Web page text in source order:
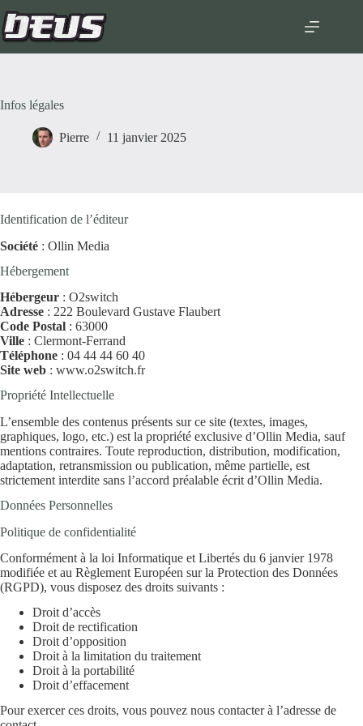
to
content
Infos légales
Pierre 11 janvier 2025
Identification de l’éditeur
Société : Ollin Media
Hébergement
Hébergeur : O2switch
Adresse : 222 Boulevard Gustave Flaubert
Code Postal : 63000
Ville : Clermont-Ferrand
Téléphone : 04 44 44 60 40
Site web : www.o2switch.fr
Propriété Intellectuelle
L’ensemble des contenus présents sur ce site (textes, images,
graphiques, logo, etc.) est la propriété exclusive d’Ollin Media, sauf
mentions contraires. Toute reproduction, distribution, modification,
adaptation, retransmission ou publication, même partielle, est
strictement interdite sans l’accord préalable écrit d’Ollin Media.
Données Personnelles
Politique de confidentialité
Conformément à la loi Informatique et Libertés du 6 janvier 1978
modifiée et au Règlement Européen sur la Protection des Données
(RGPD), vous disposez des droits suivants :
Droit d’accès
Droit de rectification
Droit d’opposition
Droit à la limitation du traitement
Droit à la portabilité
Droit d’effacement
Pour exercer ces droits, vous pouvez nous contacter à l’adresse de